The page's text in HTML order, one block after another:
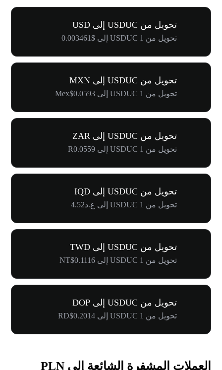
تحويل من USDUC إلى USD
تحويل من 1 USDUC إلى $0.003461
تحويل من USDUC إلى MXN
تحويل من 1 USDUC إلى Mex$0.0593
تحويل من USDUC إلى ZAR
تحويل من 1 USDUC إلى R0.0559
تحويل من USDUC إلى IQD
تحويل من 1 USDUC إلى ع.د4.52
تحويل من USDUC إلى TWD
تحويل من 1 USDUC إلى NT$0.1116
تحويل من USDUC إلى DOP
تحويل من 1 USDUC إلى RD$0.2014
العملات المشفرة الشائعة إلى PLN